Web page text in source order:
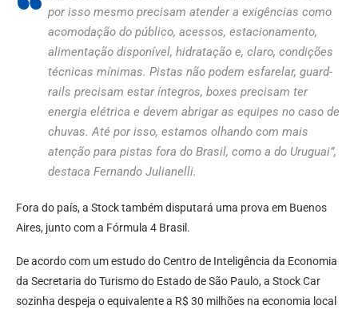
por isso mesmo precisam atender a exigências como
acomodação do público, acessos, estacionamento,
alimentação disponível, hidratação e, claro, condições
técnicas mínimas. Pistas não podem esfarelar, guard-
rails precisam estar íntegros, boxes precisam ter
energia elétrica e devem abrigar as equipes no caso de
chuvas. Até por isso, estamos olhando com mais
atenção para pistas fora do Brasil, como a do Uruguai”,
destaca Fernando Julianelli.
Fora do país, a Stock também disputará uma prova em Buenos
Aires, junto com a Fórmula 4 Brasil.
De acordo com um estudo do Centro de Inteligência da Economia
da Secretaria do Turismo do Estado de São Paulo, a Stock Car
sozinha despeja o equivalente a R$ 30 milhões na economia local